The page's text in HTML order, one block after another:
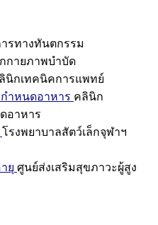
รทางทันตกรรม
กายภาพบำบัด
นิกเทคนิคการแพทย์
ำหนดอาหาร คลินิก
อาหาร
โรงพยาบาลสัตว์เล็กจุฬาฯ
ยุ ศูนย์ส่งเสริมสุขภาวะผู้สูง